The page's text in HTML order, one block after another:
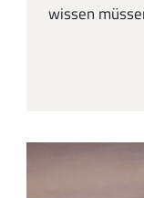
wissen